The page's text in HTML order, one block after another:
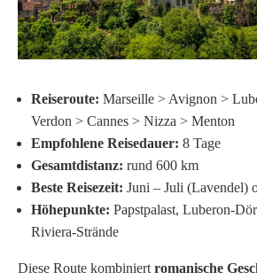
Reiseroute: Marseille > Avignon >
Verdon > Cannes > Nizza > Menton
Empfohlene Reisedauer: 8 Tage
Gesamtdistanz: rund 600 km
Beste Reisezeit: Juni – Juli (Lavendel)
Höhepunkte: Papstpalast, Luberon-
Riviera-Strände
Diese Route kombiniert romanische